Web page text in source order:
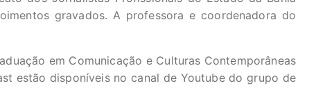
gravados. A professora e coordenadora do
em Comunicação e Culturas Contemporâneas
estão disponíveis no canal de Youtube do grupo de